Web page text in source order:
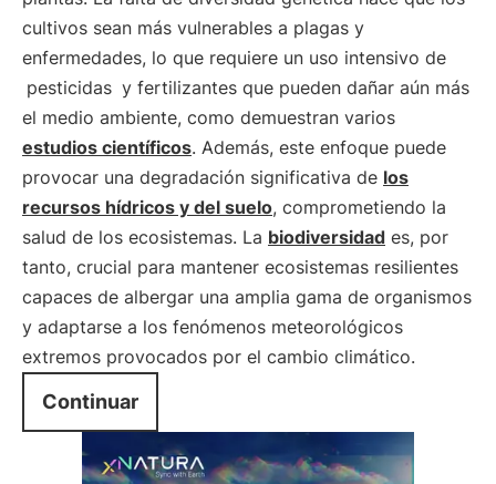
cultivos sean más vulnerables a plagas y
enfermedades, lo que requiere un uso intensivo de
pesticidas y fertilizantes que pueden dañar aún más
el medio ambiente, como demuestran varios
estudios científicos. Además, este enfoque puede
provocar una degradación significativa de los
recursos hídricos y del suelo, comprometiendo la
salud de los ecosistemas. La biodiversidad es, por
tanto, crucial para mantener ecosistemas resilientes
capaces de albergar una amplia gama de organismos
y adaptarse a los fenómenos meteorológicos
extremos provocados por el cambio climático.
Continuar